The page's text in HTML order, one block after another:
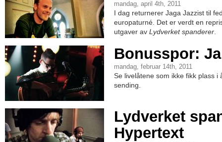
mandag, april 4th, 2011
I dag returnerer Jaga Jazzist til
europaturné. Det er verdt en
utgaver av Lydverket spanderer
Bonusspor:
mandag, februar 14th, 2011
Se livelåtene som ikke fikk plass
sending.
Lydverket
Hypertext